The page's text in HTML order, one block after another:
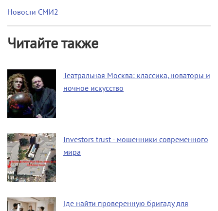
Новости СМИ2
Читайте также
Театральная Москва: классика, новаторы и
ночное искусство
Investors trust - мошенники современного
мира
Где найти проверенную бригаду для